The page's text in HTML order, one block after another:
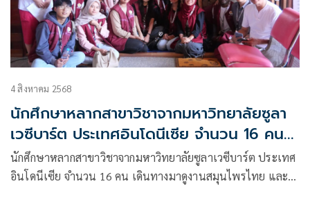
4 สิงหาคม 2568
นักศึกษาหลากสาขาวิชาจากมหาวิทยาลัยซูลา
เวซีบาร์ต ประเทศอินโดนีเซีย จำนวน 16 คน
เดินทางมาดูงานสมุนไพรไทย และแพทย์แผน
ไทยที่วัดคีรีวงก์ อ.หลังสวน จ.ชุมพร ระหว่าง
นักศึกษาหลากสาขาวิชาจากมหาวิทยาลัยซูลาเวซีบาร์ต ประเทศ
อินโดนีเซีย จำนวน 16 คน เดินทางมาดูงานสมุนไพรไทย และ